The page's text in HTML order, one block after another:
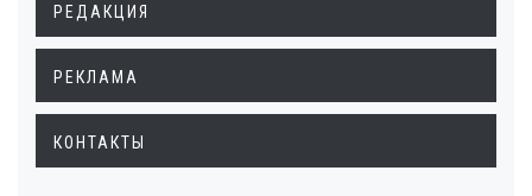
РЕДАКЦИЯ
РЕКЛАМА
КОНТАКТЫ